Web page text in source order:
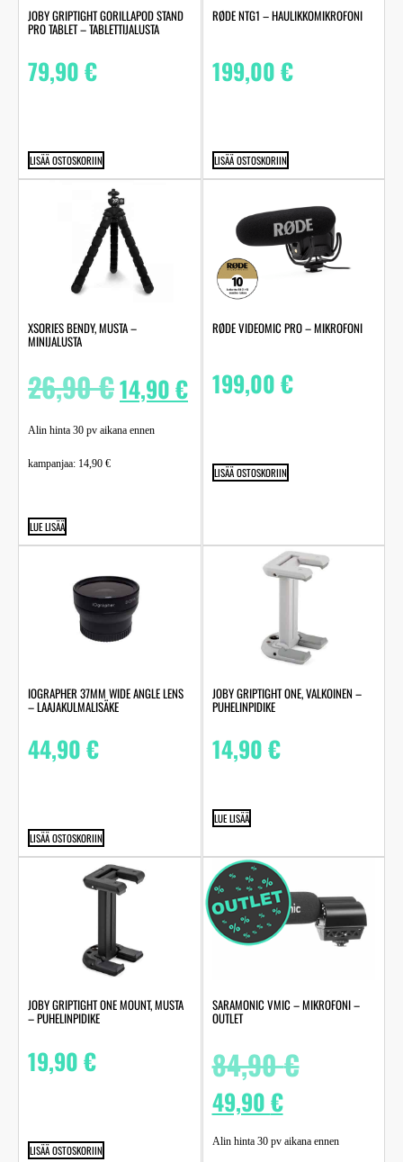
JOBY GRIPTIGHT GORILLAPOD STAND
PRO TABLET – TABLETTIJALUSTA
79,90€
LISÄÄ OSTOSKORIIN
RØDE NTG1 – HAULIKKOMIKROFONI
199,00€
LISÄÄ OSTOSKORIIN
XSORIES BENDY, MUSTA –
MINIJALUSTA
26,90€14,90€
Alin hinta 30 pv aikana ennen
kampanjaa: 14,90 €
LUE LISÄÄ
RØDE VIDEOMIC PRO – MIKROFONI
199,00€
LISÄÄ OSTOSKORIIN
IOGRAPHER 37MM WIDE ANGLE LENS
– LAAJAKULMALISÄKE
44,90€
LISÄÄ OSTOSKORIIN
JOBY GRIPTIGHT ONE, VALKOINEN –
PUHELINPIDIKE
14,90€
LUE LISÄÄ
JOBY GRIPTIGHT ONE MOUNT, MUSTA
– PUHELINPIDIKE
19,90€
LISÄÄ OSTOSKORIIN
SARAMONIC VMIC – MIKROFONI –
OUTLET
84,90€
49,90€
Alin hinta 30 pv aikana ennen